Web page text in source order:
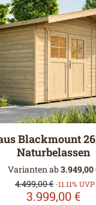
Blackmount
Naturbelassen
Varianten ab3.949,00
Verkaufspreis:
3.999,00 €
Regulärer Preis:
4.499,00 € -11.11% UVP